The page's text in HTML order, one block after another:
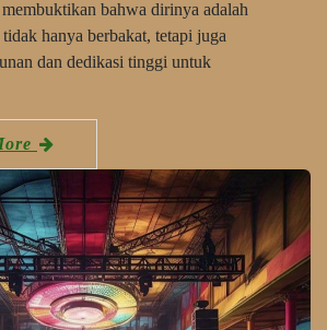
bahwa dirinya adalah
hanya berbakat, tetapi juga
dan dedikasi tinggi untuk